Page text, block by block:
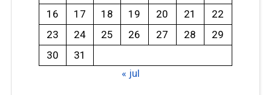
16
17 18 19 20 21
22
23
24 25 26 27 28
29
30
31
« jul